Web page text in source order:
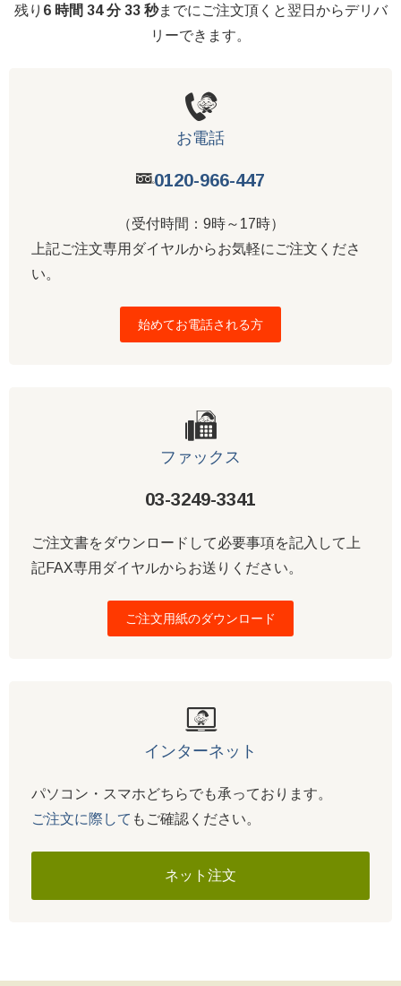
残り 6 時間 34 分 32 秒までにご注文頂くと翌日からデリバ
リーできます。
お電話
0120-966-447
（受付時間：9時～17時）
上記ご注文専用ダイヤルからお気軽にご注文くださ
い。
始めてお電話される方
ファックス
03-3249-3341
ご注文書をダウンロードして必要事項を記入して上
記FAX専用ダイヤルからお送りください。
ご注文用紙のダウンロード
インターネット
パソコン・スマホどちらでも承っております。
ご注文に際して もご確認ください。
ネット注文